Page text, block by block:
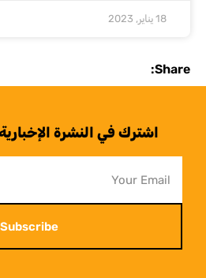
18 يناير, 2023
Share:
اشترك في النشرة
Subscribe